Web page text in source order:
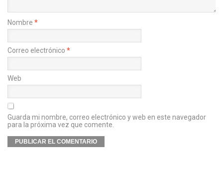
Nombre *
Correo electrónico *
Web
Guarda mi nombre, correo electrónico y web en este navegador
para la próxima vez que comente.